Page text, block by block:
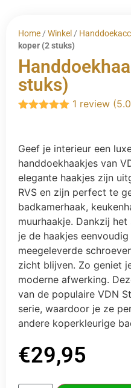
Home / Winkel /
koper (2 stuks)
stuks)
1 review
Geef je interieur een
handdoekhaakjes van
elegante haakjes zijn
RVS en zijn perfect te
badkamerhaak,
muurhaakje. Dankzij
je de haakjes
meegeleverde
zicht blijven. Zo geniet
moderne afwerking.
van de populaire VDN
serie, waardoor je ze
andere koperkleurige
€29,95